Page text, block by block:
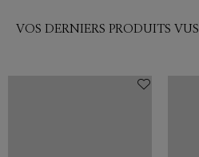
VOS DERNIERS PRODUITS VUS